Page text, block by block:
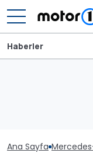
Haberler
Ana Sayfa